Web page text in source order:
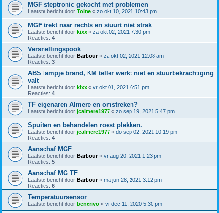
MGF steptronic gekocht met problemen
Laatste bericht door Toine « zo okt 10, 2021 10:43 pm
MGF trekt naar rechts en stuurt niet strak
Laatste bericht door kixx « za okt 02, 2021 7:30 pm
Reacties: 4
Versnellingspook
Laatste bericht door Barbour« za okt 02, 2021 12:08 am
Reacties: 3
ABS lampje brand, KM teller werkt niet en stuurbekrachtiging
valt
Laatste bericht door kixx « vr okt 01, 2021 6:51 pm
Reacties: 4
TF eigenaren Almere en omstreken?
Laatste bericht door jcalmere1977 « zo sep 19, 2021 5:47 pm
Spuiten en behandelen roest plekken.
Laatste bericht door jcalmere1977 « do sep 02, 2021 10:19 pm
Reacties: 4
Aanschaf MGF
Laatste bericht door Barbour« vr aug 20, 2021 1:23 pm
Reacties: 5
Aanschaf MG TF
Laatste bericht door Barbour« ma jun 28, 2021 3:12 pm
Reacties: 6
Temperatuursensor
Laatste bericht door benerivo « vr dec 11, 2020 5:30 pm